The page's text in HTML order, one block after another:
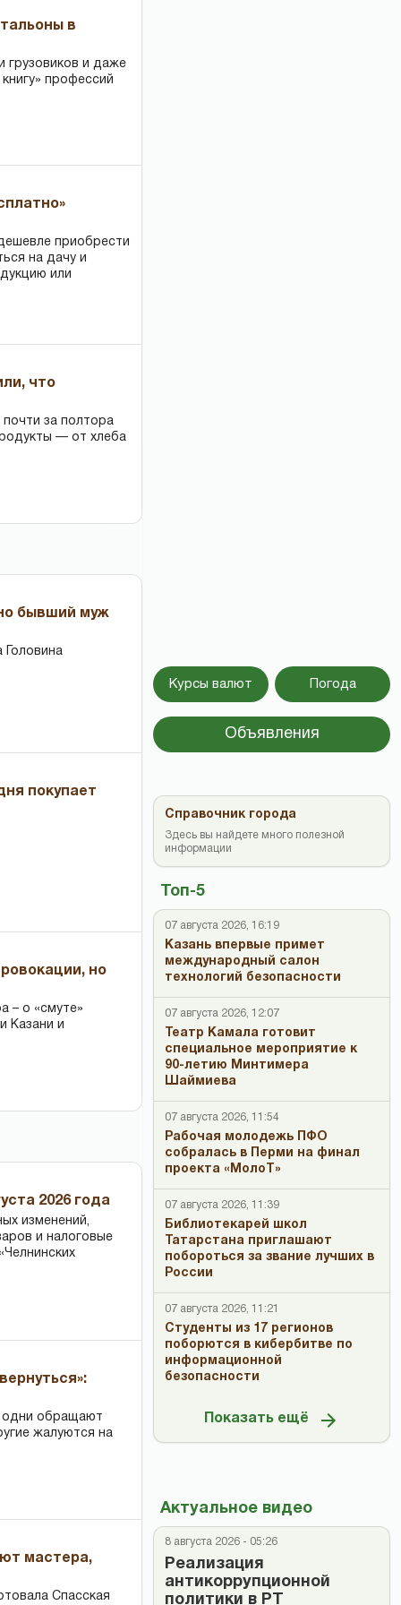
в
грузовиков и даже
профессий
приобрести
на дачу и
или
что
почти за полтора
— от хлеба
бывший муж
покупает
но
– о «смуте»
Казани и
2026 года
изменений,
и налоговые
одни обращают
жалуются на
мастера,
Спасская
Курсы валют Погода
Объявления
Топ-5
07 августа 2026, 16:19
Казань впервые примет
международный салон
технологий безопасности
07 августа 2026, 12:07
Театр Камала готовит
специальное мероприятие к
90-летию Минтимера
Шаймиева
07 августа 2026, 11:54
Рабочая молодежь ПФО
собралась в Перми на финал
проекта «МолоТ»
07 августа 2026, 11:39
Библиотекарей школ
Татарстана приглашают
побороться за звание лучших в
России
07 августа 2026, 11:21
Студенты из 17 регионов
поборются в кибербитве по
информационной
безопасности
Показать ещё
Актуальное видео
8 августа 2026 - 05:26
Реализация
антикоррупционной
политики в РТ
Справочник города
Здесь вы найдете много полезной
информации